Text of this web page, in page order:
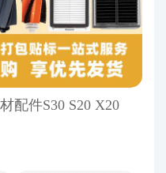
配件S30 S20 X20